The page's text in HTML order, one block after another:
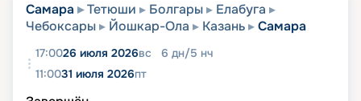
Самара Тетюши Болгары
Елабуга
Чебоксары
Йошкар-Ола Казань Самара
17:0026 июля 2026вс 6 дн/5 нч
11:0031 июля 2026пт